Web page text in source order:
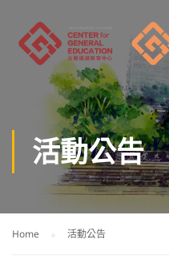
活動公告
Home 活動公告